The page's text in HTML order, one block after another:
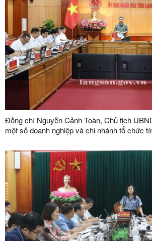
Đồng chí Nguyễn Cảnh Toàn, Chủ tịch
một số doanh nghiệp và chi nhánh tổ chức